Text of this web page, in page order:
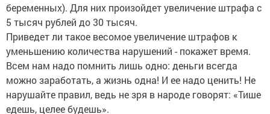
беременных). Для них произойдет увеличение штрафа с
5 тысяч рублей до 30 тысяч.
Приведет ли такое весомое увеличение штрафов к
уменьшению количества нарушений - покажет время.
Всем нам надо помнить лишь одно: деньги всегда
можно заработать, а жизнь одна! И ее надо ценить! Не
нарушайте правил, ведь не зря в народе говорят: «Тише
едешь, целее будешь».